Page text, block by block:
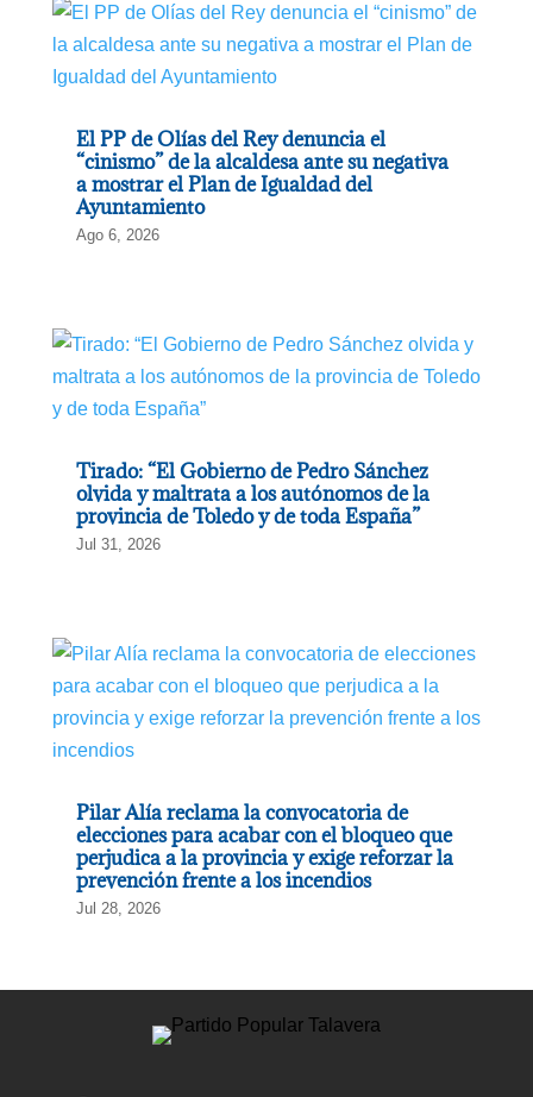
El PP de Olías del Rey denuncia el
“cinismo” de la alcaldesa ante su negativa
a mostrar el Plan de Igualdad del
Ayuntamiento
Ago 6, 2026
Tirado: “El Gobierno de Pedro Sánchez
olvida y maltrata a los autónomos de la
provincia de Toledo y de toda España”
Jul 31, 2026
Pilar Alía reclama la convocatoria de
elecciones para acabar con el bloqueo que
perjudica a la provincia y exige reforzar la
prevención frente a los incendios
Jul 28, 2026